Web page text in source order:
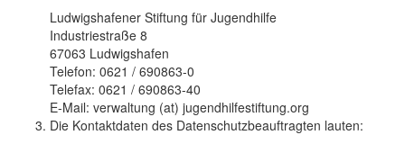
Ludwigshafener Stiftung für Jugendhilfe
Industriestraße 8
67063 Ludwigshafen
Telefon: 0621 / 690863-0
Telefax: 0621 / 690863-40
E-Mail: verwaltung (at) jugendhilfestiftung.org
Die Kontaktdaten des Datenschutzbeauftragten lauten: